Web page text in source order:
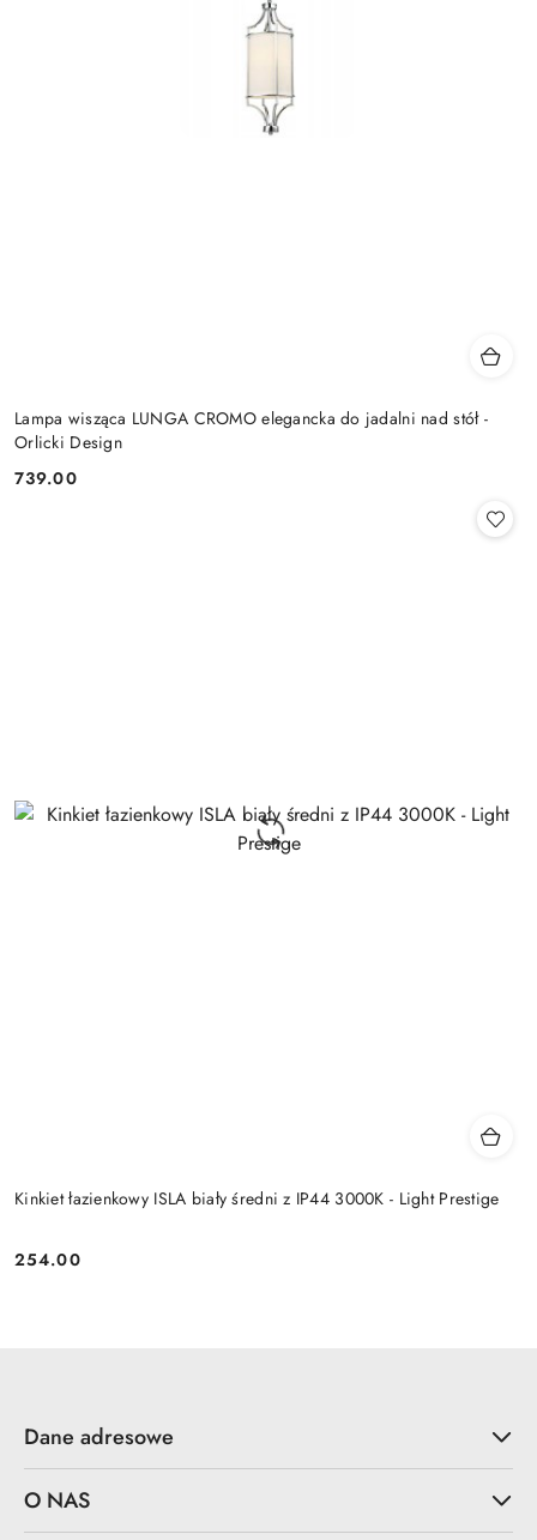
Lampa wisząca LUNGA CROMO elegancka do jadalni nad stół -
Orlicki Design
Cena:
739.00
Kinkiet łazienkowy ISLA biały średni z IP44 3000K - Light Prestige
Cena:
254.00
Dane adresowe
O NAS